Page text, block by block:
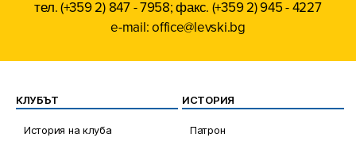
тел. (+359 2) 847 - 7958; факс. (+359 2) 945 - 4227
e-mail: office@levski.bg
КЛУБЪТ
История на клуба
ИСТОРИЯ
Патрон